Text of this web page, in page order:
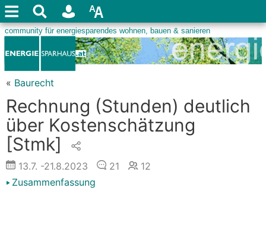
« Baurecht
Rechnung (Stunden) deutlich
über Kostenschätzung
[Stmk]
13.7. -21.8.2023 21
12
Zusammenfassung